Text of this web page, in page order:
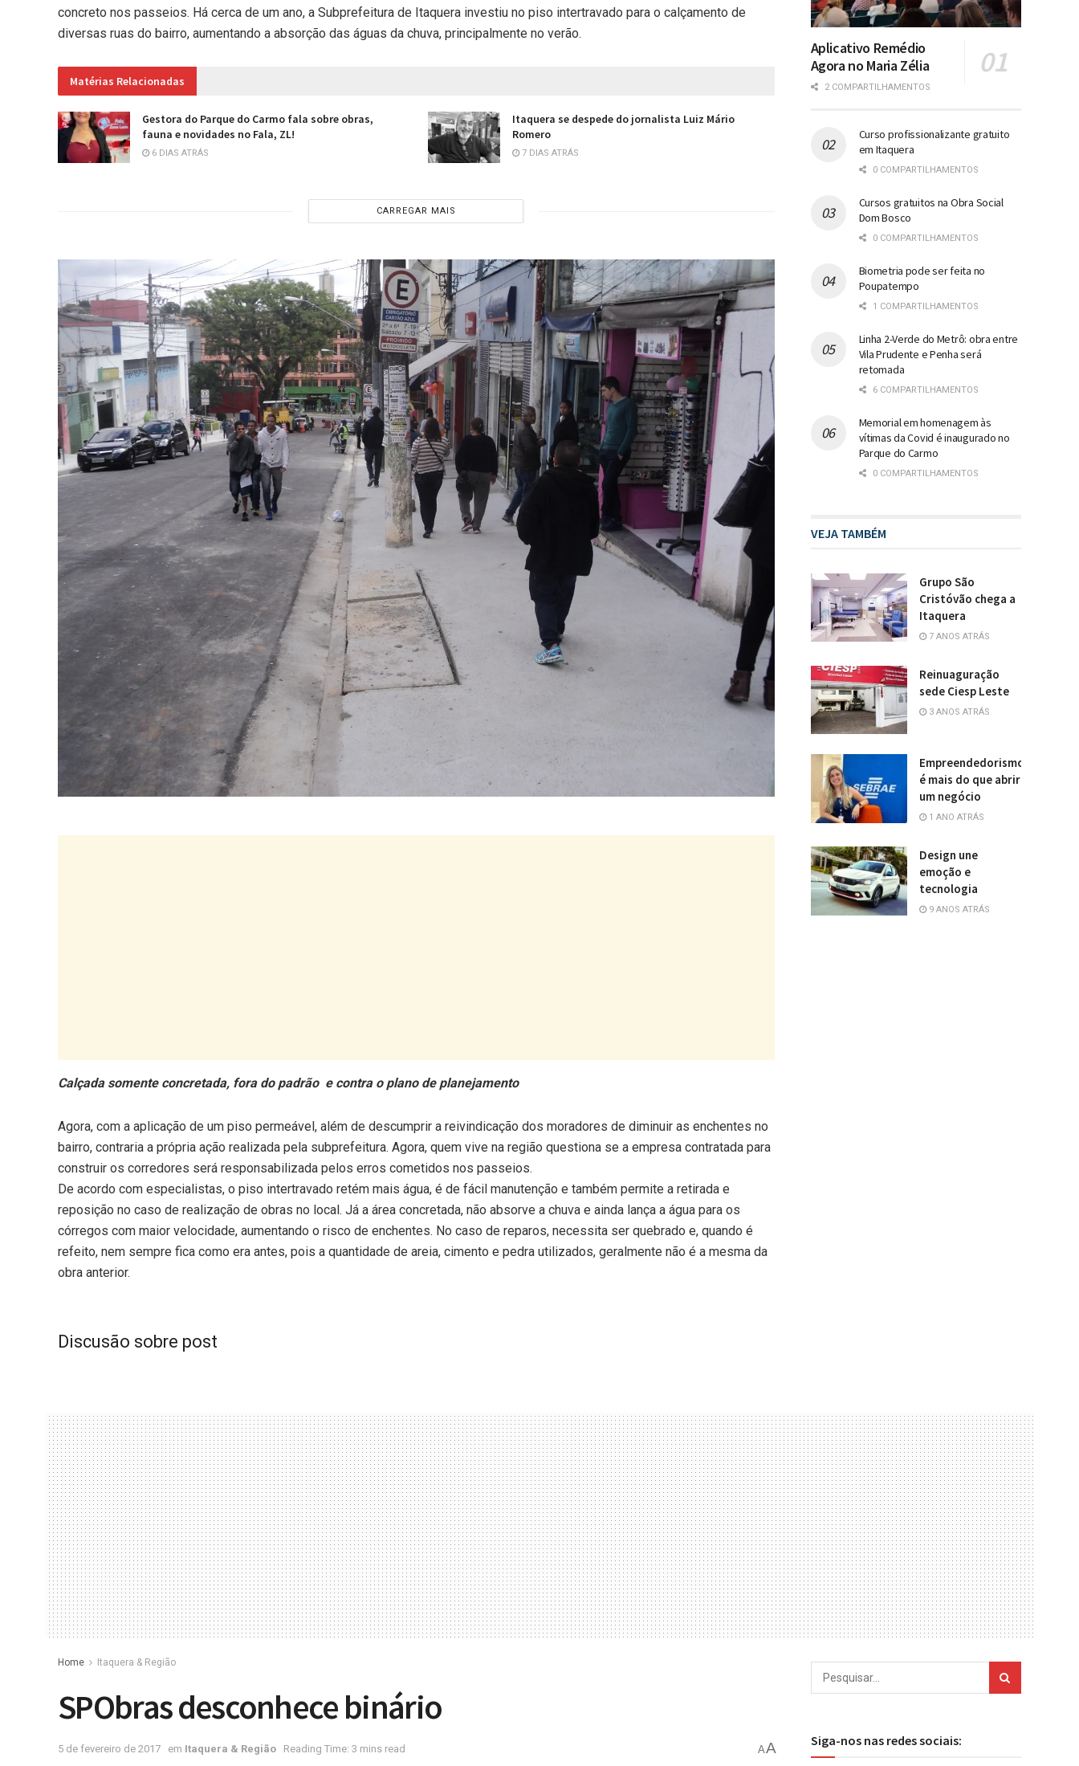
concreto nos passeios. Há cerca de um ano, a Subprefeitura de Itaquera investiu no piso intertravado para o calçamento de
diversas ruas do bairro, aumentando a absorção das águas da chuva, principalmente no verão.
Matérias Relacionadas
Gestora do Parque do Carmo fala sobre obras,
fauna e novidades no Fala, ZL!
6 DIAS ATRÁS
Itaquera se despede do jornalista Luiz Mário
Romero
7 DIAS ATRÁS
CARREGAR MAIS
Calçada somente concretada, fora do padrão e contra o plano de planejamento
Agora, com a aplicação de um piso permeável, além de descumprir a reivindicação dos moradores de diminuir as enchentes no
bairro, contraria a própria ação realizada pela subprefeitura. Agora, quem vive na região questiona se a empresa contratada para
construir os corredores será responsabilizada pelos erros cometidos nos passeios.
De acordo com especialistas, o piso intertravado retém mais água, é de fácil manutenção e também permite a retirada e
reposição no caso de realização de obras no local. Já a área concretada, não absorve a chuva e ainda lança a água para os
córregos com maior velocidade, aumentando o risco de enchentes. No caso de reparos, necessita ser quebrado e, quando é
refeito, nem sempre fica como era antes, pois a quantidade de areia, cimento e pedra utilizados, geralmente não é a mesma da
obra anterior.
Discusão sobre post
Aplicativo Remédio
Agora no Maria Zélia
2 COMPARTILHAMENTOS
Curso profissionalizante gratuito
em Itaquera
0 COMPARTILHAMENTOS
Cursos gratuitos na Obra Social
Dom Bosco
0 COMPARTILHAMENTOS
Biometria pode ser feita no
Poupatempo
1 COMPARTILHAMENTOS
Linha 2-Verde do Metrô: obra entre
Vila Prudente e Penha será
retomada
6 COMPARTILHAMENTOS
Memorial em homenagem às
vítimas da Covid é inaugurado no
Parque do Carmo
0 COMPARTILHAMENTOS
VEJA TAMBÉM
Grupo São
Cristóvão chega a
Itaquera
7 ANOS ATRÁS
Reinuaguração
sede Ciesp Leste
3 ANOS ATRÁS
Empreendedorismo
é mais do que abrir
um negócio
1 ANO ATRÁS
Design une
emoção e
tecnologia
9 ANOS ATRÁS
Home Itaquera & Região
SPObras desconhece binário
5 de fevereiro de 2017 em Itaquera & Região Reading Time: 3 mins read AA Siga-nos nas redes sociais: